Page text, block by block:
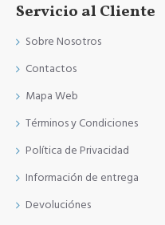
Servicio al Cliente
Sobre Nosotros
Contactos
Mapa Web
Términos y Condiciones
Política de Privacidad
Información de entrega
Devoluciónes